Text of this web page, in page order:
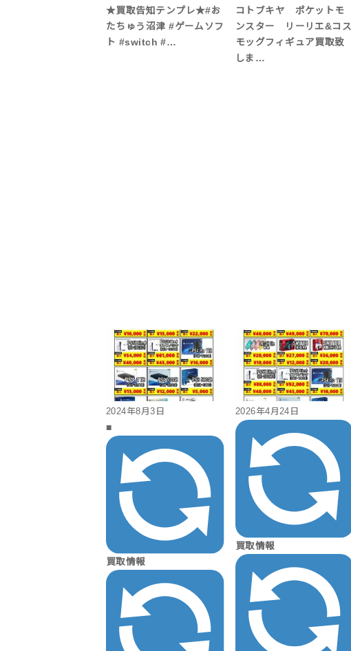
★買取告知テンプレ★#お
たちゅう沼津 #ゲームソフ
ト #switch #…
コトブキヤ ポケットモ
ンスター リーリエ&コス
モッグフィギュア買取致
しま…
2024年8月3日
■
買取情報
2026年4月24日
買取情報